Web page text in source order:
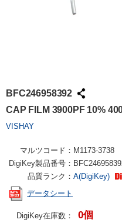
BFC246958392
CAP FILM 3900PF 10%
VISHAY
マルツコード： M1173-3738
DigiKey製品番号：
品質ランク： A(DigiKey)
データシート
DigiKey在庫数： 0個